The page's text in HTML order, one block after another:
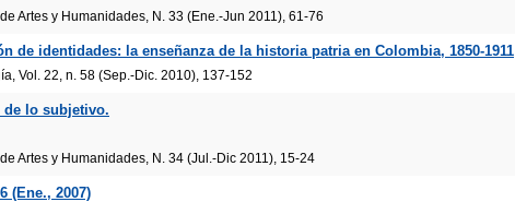
Artes y Humanidades, N. 33 (Ene.-Jun 2011), 61-76
de identidades: la enseñanza de la historia patria en Colombia, 1850-1911
Vol. 22, n. 58 (Sep.-Dic. 2010), 137-152
de lo subjetivo.
Artes y Humanidades, N. 34 (Jul.-Dic 2011), 15-24
(Ene., 2007)